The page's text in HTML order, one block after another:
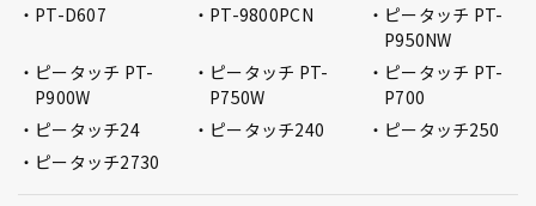
PT-D607 PT-9800PCN
ピータッチ PT-
P950NW
ピータッチ PT-
P900W
ピータッチ PT-
P750W
ピータッチ PT-
P700
ピータッチ24
ピータッチ240
ピータッチ250
ピータッチ2730